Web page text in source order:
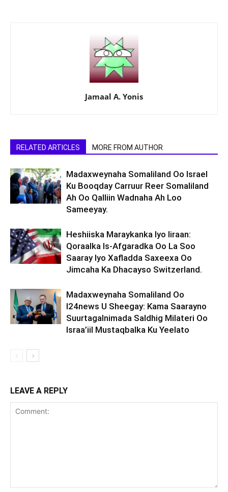
Jamaal A. Yonis
RELATED ARTICLES MORE FROM AUTHOR
Madaxweynaha Somaliland Oo Israel
Ku Booqday Carruur Reer Somaliland
Ah Oo Qalliin Wadnaha Ah Loo
Sameeyay.
Heshiiska Maraykanka Iyo Iiraan:
Qoraalka Is-Afgaradka Oo La Soo
Saaray Iyo Xafladda Saxeexa Oo
Jimcaha Ka Dhacayso Switzerland.
Madaxweynaha Somaliland Oo
I24news U Sheegay: Kama Saarayno
Suurtagalnimada Saldhig Milateri Oo
Israa’iil Mustaqbalka Ku Yeelato
LEAVE A REPLY